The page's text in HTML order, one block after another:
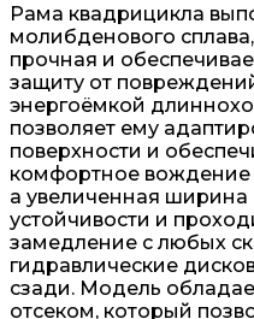
Рама квадрицикла
молибденового
прочная и
защиту от
энергоёмкой
позволяет ему
поверхности и
комфортное вождение
а увеличенная ширина
устойчивости и
замедление с любых
гидравлические
сзади. Модель
отсеком, который